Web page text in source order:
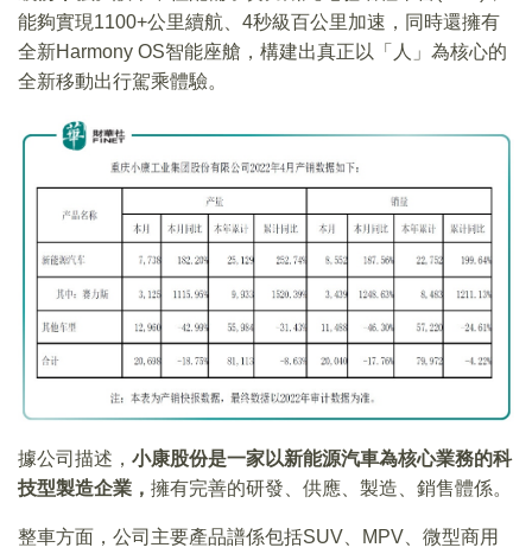
能夠實現1100+公里續航、4秒級百公里加速，同時還擁有
全新Harmony OS智能座艙，構建出真正以「人」為核心的
全新移動出行駕乘體驗。
據公司描述， 小康股份是一家以新能源汽車為核心業務的科
技型製造企業， 擁有完善的研發、供應、製造、銷售體係。
整車方面，公司主要產品譜係包括SUV、MPV、微型商用